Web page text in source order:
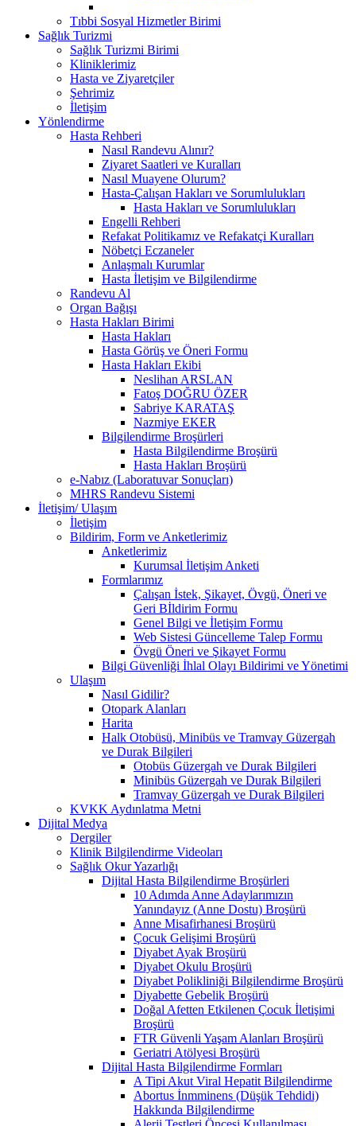
Tıbbi Sosyal Hizmetler Birimi
Sağlık Turizmi
Sağlık Turizmi Birimi
Kliniklerimiz
Hasta ve Ziyaretçiler
Şehrimiz
İletişim
Yönlendirme
Hasta Rehberi
Nasıl Randevu Alınır?
Ziyaret Saatleri ve Kuralları
Nasıl Muayene Olurum?
Hasta-Çalışan Hakları ve Sorumlulukları
Hasta Hakları ve Sorumlulukları
Engelli Rehberi
Refakat Politikamız ve Refakatçi Kuralları
Nöbetçi Eczaneler
Anlaşmalı Kurumlar
Hasta İletişim ve Bilgilendirme
Randevu Al
Organ Bağışı
Hasta Hakları Birimi
Hasta Hakları
Hasta Görüş ve Öneri Formu
Hasta Hakları Ekibi
Neslihan ARSLAN
Fatoş DOĞRU ÖZER
Sabriye KARATAŞ
Nazmiye EKER
Bilgilendirme Broşürleri
Hasta Bilgilendirme Broşürü
Hasta Hakları Broşürü
e-Nabız (Laboratuvar Sonuçları)
MHRS Randevu Sistemi
İletişim/ Ulaşım
İletişim
Bildirim, Form ve Anketlerimiz
Anketlerimiz
Kurumsal İletişim Anketi
Formlarımız
Çalışan İstek, Şikayet, Övgü, Öneri ve
Geri Bİldirim Formu
Genel Bilgi ve İletişim Formu
Web Sistesi Güncelleme Talep Formu
Övgü Öneri ve Şikayet Formu
Bilgi Güvenliği İhlal Olayı Bildirimi ve Yönetimi
Ulaşım
Nasıl Gidilir?
Otopark Alanları
Harita
Halk Otobüsü, Minibüs ve Tramvay Güzergah
ve Durak Bilgileri
Otobüs Güzergah ve Durak Bilgileri
Minibüs Güzergah ve Durak Bilgileri
Tramvay Güzergah ve Durak Bilgileri
KVKK Aydınlatma Metni
Dijital Medya
Dergiler
Klinik Bilgilendirme Videoları
Sağlık Okur Yazarlığı
Dijital Hasta Bilgilendirme Broşürleri
10 Adımda Anne Adaylarımızın
Yanındayız (Anne Dostu) Broşürü
Anne Misafirhanesi Broşürü
Çocuk Gelişimi Broşürü
Diyabet Ayak Broşürü
Diyabet Okulu Broşürü
Diyabet Polikliniği Bilgilendirme Broşürü
Diyabette Gebelik Broşürü
Doğal Afetten Etkilenen Çocuk İletişimi
Broşürü
FTR Güvenli Yaşam Alanları Broşürü
Geriatri Atölyesi Broşürü
Dijital Hasta Bilgilendirme Formları
A Tipi Akut Viral Hepatit Bilgilendirme
Abortus İnmminens (Düşük Tehdidi)
Hakkında Bilgilendirme